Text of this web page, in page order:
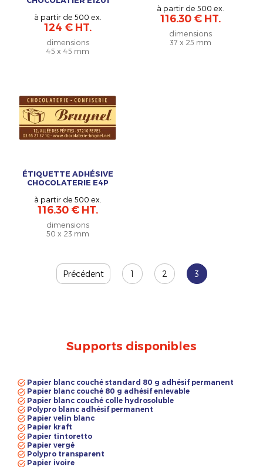
à partir de 500 ex.
124 € HT.
dimensions
45 x 45 mm
à partir de 500 ex.
116.30 € HT.
dimensions
37 x 25 mm
ÉTIQUETTE ADHÉSIVE
CHOCOLATERIE E4P
à partir de 500 ex.
116.30 € HT.
dimensions
50 x 23 mm
Précédent 1 2 3
Supports disponibles
Papier blanc couché standard 80 g adhésif permanent
Papier blanc couché 80 g adhésif enlevable
Papier blanc couché colle hydrosoluble
Polypro blanc adhésif permanent
Papier velin blanc
Papier kraft
Papier tintoretto
Papier vergé
Polypro transparent
Papier ivoire